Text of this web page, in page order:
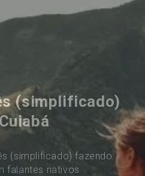
(simplificado)
(simplificado) fazendo
falantes nativos